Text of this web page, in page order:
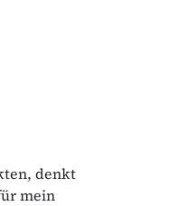
denkt
mein